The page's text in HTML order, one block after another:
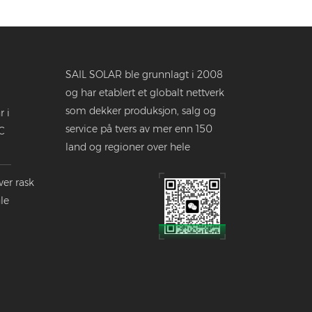
i
rask
SAIL SOLAR ble grunnlagt i 2008
og har etablert et globalt nettverk
som dekker produksjon, salg og
service på tvers av mer enn 150
land og regioner over hele